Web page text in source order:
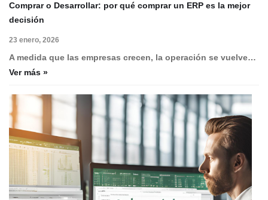
Comprar o Desarrollar: por qué comprar un ERP es la mejor
decisión
23 enero, 2026
A medida que las empresas crecen, la operación se vuelve…
Ver más »